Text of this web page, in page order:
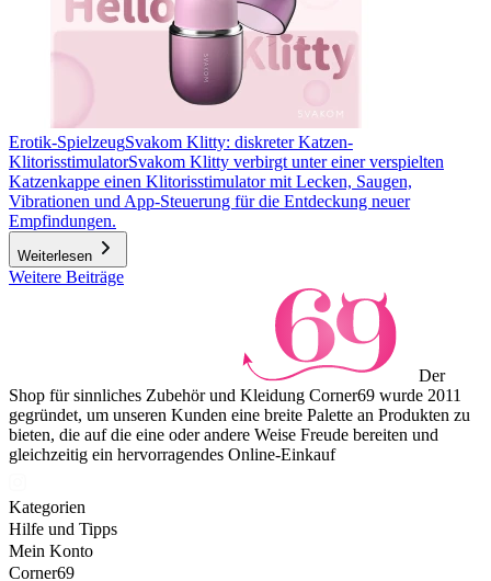
Erotik-SpielzeugSvakom Klitty: diskreter Katzen-
KlitorisstimulatorSvakom Klitty verbirgt unter einer verspielten
Katzenkappe einen Klitorisstimulator mit Lecken, Saugen,
Vibrationen und App-Steuerung für die Entdeckung neuer
Empfindungen.
Weiterlesen
Weitere Beiträge
Der
Shop für sinnliches Zubehör und Kleidung Corner69 wurde 2011
gegründet, um unseren Kunden eine breite Palette an Produkten zu
bieten, die auf die eine oder andere Weise Freude bereiten und
gleichzeitig ein hervorragendes Online-Einkauf
Kategorien
Hilfe und Tipps
Mein Konto
Corner69